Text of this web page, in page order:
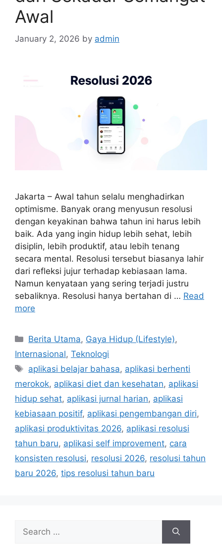
Awal
January 2, 2026 by admin
Jakarta – Awal tahun selalu menghadirkan
optimisme. Banyak orang menyusun resolusi
dengan keyakinan bahwa tahun ini harus lebih
baik. Ada yang ingin hidup lebih sehat, lebih
disiplin, lebih produktif, atau lebih tenang
secara mental. Resolusi tersebut biasanya lahir
dari refleksi jujur terhadap kebiasaan lama.
Namun kenyataan yang sering terjadi justru
sebaliknya. Resolusi hanya bertahan di … Read
more
C
a
e
g
o
r
i
s
Berita Utama, Gaya Hidup (Lifestyle),
Internasional, Teknologi
T
a
s
aplikasi belajar bahasa, aplikasi berhenti
merokok, aplikasi diet dan kesehatan, aplikasi
hidup sehat, aplikasi jurnal harian, aplikasi
kebiasaan positif, aplikasi pengembangan diri,
aplikasi produktivitas 2026, aplikasi resolusi
tahun baru, aplikasi self improvement, cara
konsisten resolusi, resolusi 2026, resolusi tahun
baru 2026, tips resolusi tahun baru